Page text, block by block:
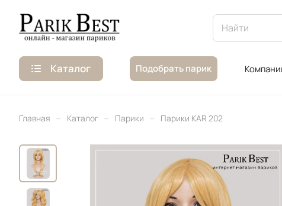
Каталог Подобрать парик
Главная – Каталог – Парики – Парики KAR 202